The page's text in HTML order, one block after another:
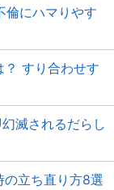
倫にハマりやす
？ すり合わせす
滅されるだらし
の立ち直り方8選